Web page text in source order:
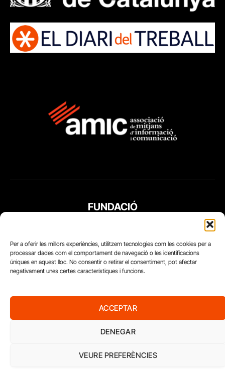
Per a oferir les millors experiències, utilitzem tecnologies com les cookies per a
processar dades com el comportament de navegació o les identificacions
úniques en aquest lloc. No consentir o retirar el consentiment, pot afectar
negativament unes certes característiques i funcions.
ACCEPTAR
DENEGAR
VEURE PREFERÈNCIES
FUNDACIÓ